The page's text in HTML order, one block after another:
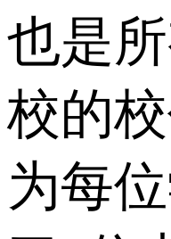
也是
校的
为每